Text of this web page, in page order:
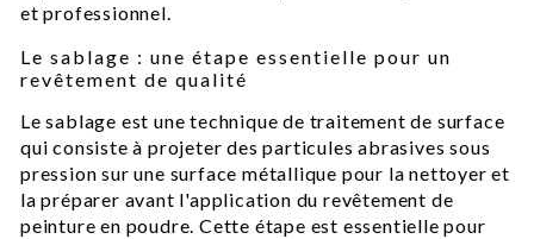
et professionnel.
Le sablage : une étape essentielle pour un
revêtement de qualité
Le sablage est une technique de traitement de surface
qui consiste à projeter des particules abrasives sous
pression sur une surface métallique pour la nettoyer et
la préparer avant l'application du revêtement de
peinture en poudre. Cette étape est essentielle pour